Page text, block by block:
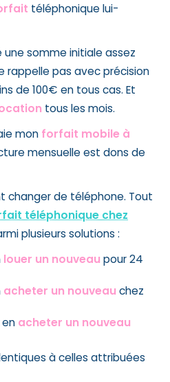
téléphonique lui-
une somme initiale assez
rappelle pas avec précision
de 100€ en tous cas. Et
tous les mois.
mon forfait mobile à
mensuelle est dons de
changer de téléphone. Tout
téléphonique chez
plusieurs solutions :
louer un nouveau pour 24
acheter un nouveau chez
acheter un nouveau
à celles attribuées